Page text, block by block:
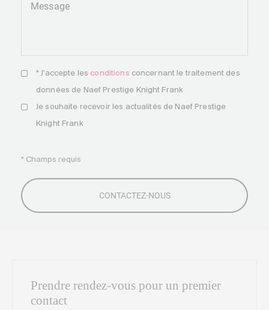
Message
* J'accepte les conditions concernant le traitement des
données de Naef Prestige Knight Frank
Je souhaite recevoir les actualités de Naef Prestige
Knight Frank
* Champs requis
Prendre rendez-vous pour un premier
contact